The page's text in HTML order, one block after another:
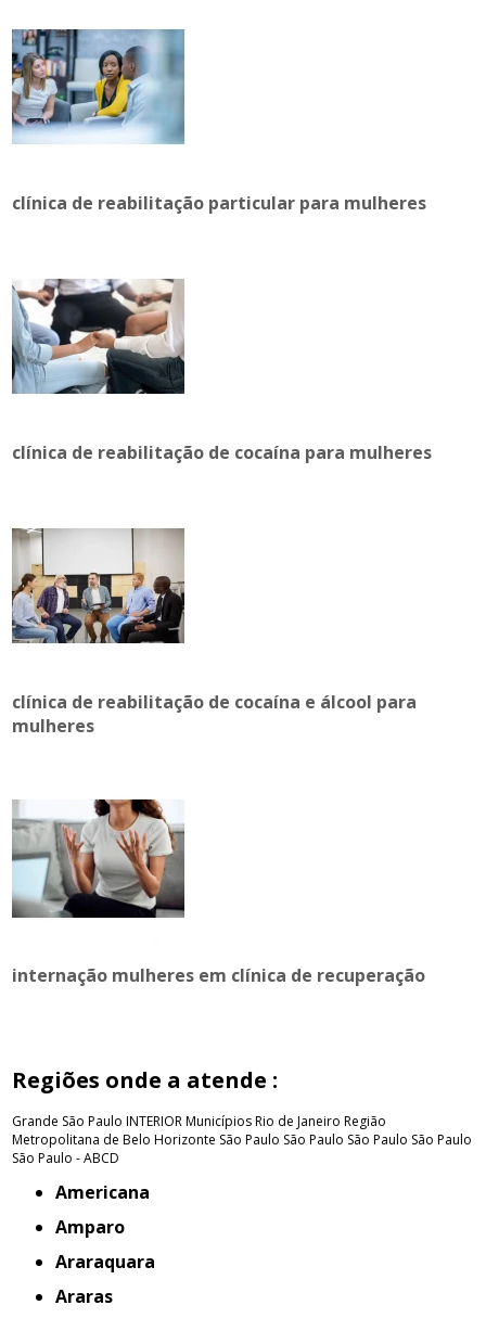
clínica de reabilitação particular para mulheres
clínica de reabilitação de cocaína para mulheres
clínica de reabilitação de cocaína e álcool para
mulheres
internação mulheres em clínica de recuperação
Regiões onde a atende :
Grande São Paulo INTERIORMunicípios Rio de Janeiro Região
Metropolitana de Belo Horizonte São Paulo São Paulo São Paulo São Paulo
São Paulo - ABCD
Americana
Amparo
Araraquara
Araras